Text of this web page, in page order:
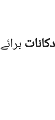
برائے EMARA ESTATE